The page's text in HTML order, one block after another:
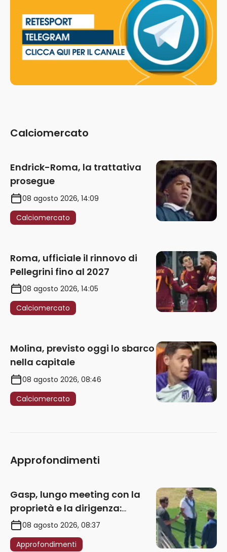
Calciomercato
Endrick-Roma, la trattativa
prosegue
08 agosto 2026, 14:09
Calciomercato
Roma, ufficiale il rinnovo di
Pellegrini fino al 2027
08 agosto 2026, 14:05
Calciomercato
Molina, previsto oggi lo sbarco
nella capitale
08 agosto 2026, 08:46
Calciomercato
Approfondimenti
Gasp, lungo meeting con la
proprietà e la dirigenza:
obbligatorio l’acquisto di
un’ala sinistra
08 agosto 2026, 08:37
Approfondimenti